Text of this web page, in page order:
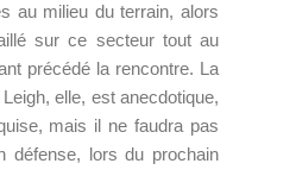
au milieu du terrain, alors
sur ce secteur tout au
précédé la rencontre. La
elle, est anecdotique,
mais il ne faudra pas
défense, lors du prochain